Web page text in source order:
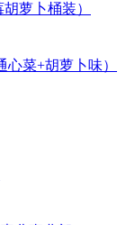
萝卜桶装）
菜+胡萝卜味）